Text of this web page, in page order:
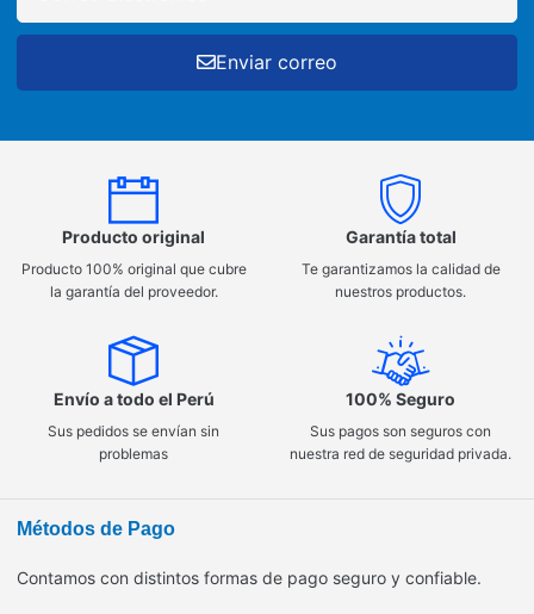
Enviar correo
Producto original
Producto 100% original que cubre
la garantía del proveedor.
Garantía total
Te garantizamos la calidad de
nuestros productos.
Envío a todo el Perú
Sus pedidos se envían sin
problemas
100% Seguro
Sus pagos son seguros con
nuestra red de seguridad privada.
Métodos de Pago
Contamos con distintos formas de pago seguro y confiable.